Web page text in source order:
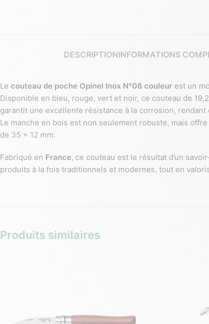
DESCRIPTIONINFORMATIONS
Le couteau de poche Opinel Inox N°08 couleur est un
Disponible en bleu, rouge, vert et noir, ce couteau de
garantit une excellente résistance à la corrosion,
Le manche en bois est non seulement robuste, mais
de 35 x 12 mm.
Fabriqué en France, ce couteau est le résultat d’un
produits à la fois traditionnels et modernes, tout en
Produits similaires